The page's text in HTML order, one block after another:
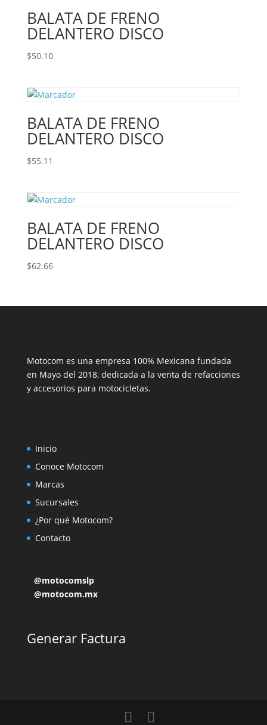
BALATA DE FRENO
DELANTERO DISCO
$50.10
BALATA DE FRENO
DELANTERO DISCO
$55.11
BALATA DE FRENO
DELANTERO DISCO
$62.66
Motocom es una empresa 100% Mexicana fundada
en Mayo del 2018, dedicada a la venta de refacciones
y accesorios para motocicletas.
Inicio
Conoce Motocom
Marcas
Sucursales
¿Por qué Motocom?
Contacto
@motocomslp
@motocom.mx
Generar Factura